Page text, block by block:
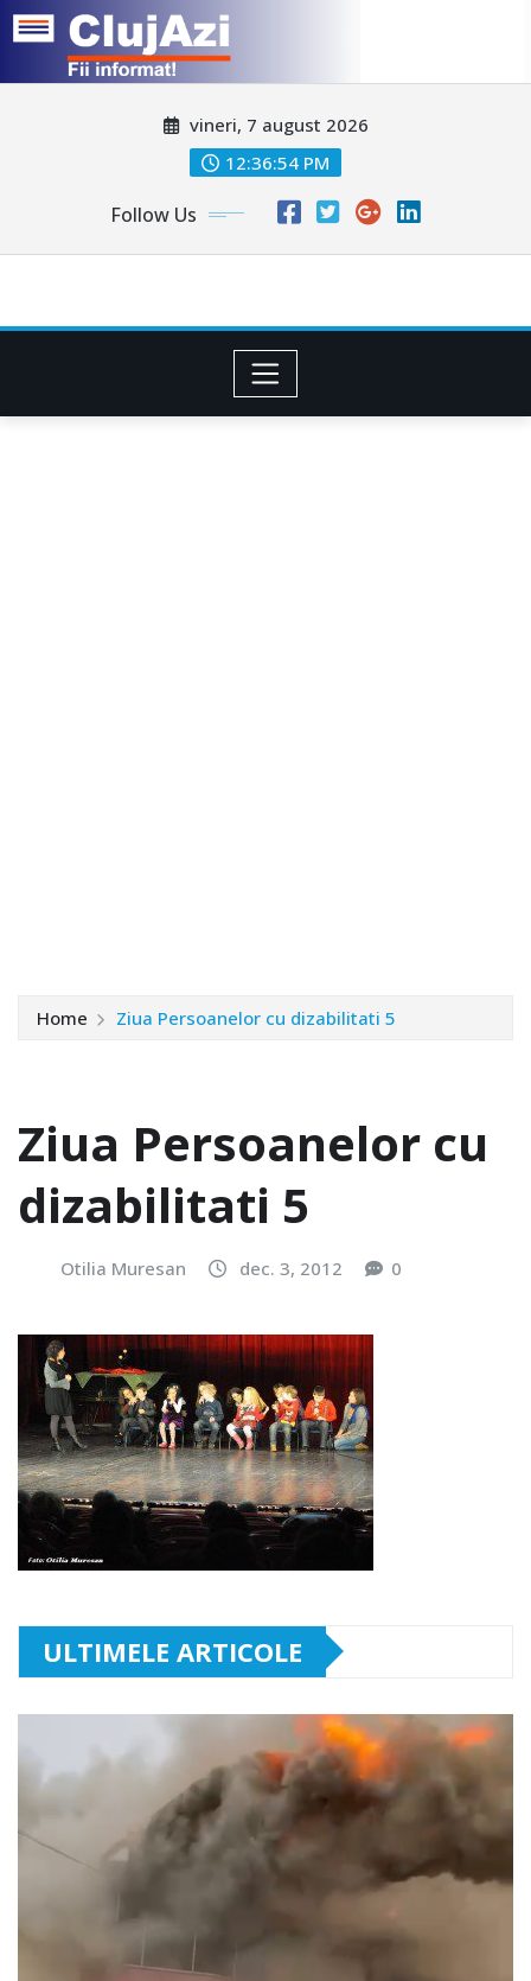
vineri, 7 august 2026
12:36:57 PM
Follow Us
Home Ziua Persoanelor cu dizabilitati 5
Ziua Persoanelor cu
dizabilitati 5
Otilia Muresan dec. 3, 2012 0
ULTIMELE ARTICOLE